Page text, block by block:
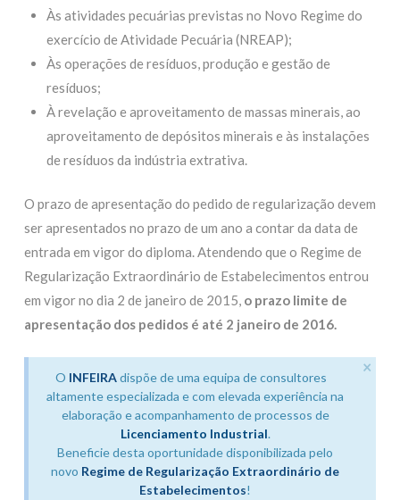
Às atividades pecuárias previstas no Novo Regime do
exercício de Atividade Pecuária (NREAP);
Às operações de resíduos, produção e gestão de
resíduos;
À revelação e aproveitamento de massas minerais, ao
aproveitamento de depósitos minerais e às instalações
de resíduos da indústria extrativa.
O prazo de apresentação do pedido de regularização devem
ser apresentados no prazo de um ano a contar da data de
entrada em vigor do diploma. Atendendo que o Regime de
Regularização Extraordinário de Estabelecimentos entrou
em vigor no dia 2 de janeiro de 2015,o prazo limite de
apresentação dos pedidos é até 2 janeiro de 2016.
×
O INFEIRAdispõe de uma equipa de consultores
altamente especializada e com elevada experiência na
elaboração e acompanhamento de processos de
Licenciamento Industrial.
Beneficie desta oportunidade disponibilizada pelo
novo Regime de Regularização Extraordinário de
Estabelecimentos!